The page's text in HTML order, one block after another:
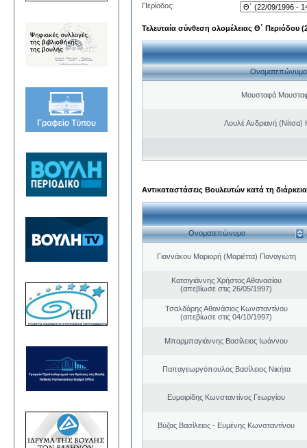
Περίοδος:
Τελευταία σύνθεση ολομέλειας Θ΄ Περιόδου
Ονοματεπώνυμο
Μουσταφά
Λουλέ Ανδριανή (Νίτσα)
Αντικαταστάσεις Βουλευτών κατά τη
Ονοματεπώνυμο
Γιαννάκου Μαριορή (Μαριέττα) Παναγιώτη
Κατσιγιάννης Χρήστος Αθανασίου
(απεβίωσε στις 26/05/1997)
Τσαλδάρης Αθανάσιος Κωνσταντίνου
(απεβίωσε στις 04/10/1997)
Μπαρμπαγιάννης Βασίλειος Ιωάννου
Παπαγεωργόπουλος Βασίλειος Νικήτα
Ευμοιρίδης Κωνσταντίνος Γεωργίου
Βύζας Βασίλειος - Ευμένης Κωνσταντίνου